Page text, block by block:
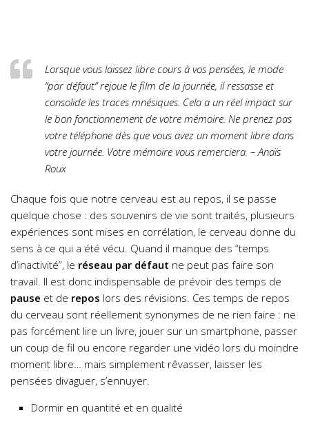
Lorsque vous laissez libre cours à vos pensées, le mode
“par défaut” rejoue le film de la journée, il ressasse et
consolide les traces mnésiques. Cela a un réel impact sur
le bon fonctionnement de votre mémoire. Ne prenez pas
votre téléphone dès que vous avez un moment libre dans
votre journée. Votre mémoire vous remerciera. – Anaïs
Roux
Chaque fois que notre cerveau est au repos, il se passe
quelque chose : des souvenirs de vie sont traités, plusieurs
expériences sont mises en corrélation, le cerveau donne du
sens à ce qui a été vécu. Quand il manque des “temps
d’inactivité”, le réseau par défaut ne peut pas faire son
travail. Il est donc indispensable de prévoir des temps de
pause et de repos lors des révisions. Ces temps de repos
du cerveau sont réellement synonymes de ne rien faire : ne
pas forcément lire un livre, jouer sur un smartphone, passer
un coup de fil ou encore regarder une vidéo lors du moindre
moment libre… mais simplement rêvasser, laisser les
pensées divaguer, s’ennuyer.
Dormir en quantité et en qualité